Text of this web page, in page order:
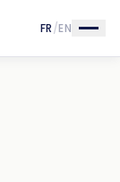
FR/EN